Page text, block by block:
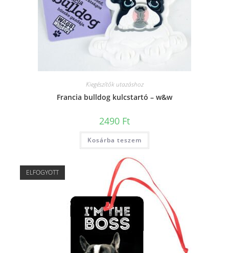
Kiegészítők utazáshoz
Francia bulldog kulcstartó – w&w
2490 Ft
Kosárba teszem
ELFOGYOTT